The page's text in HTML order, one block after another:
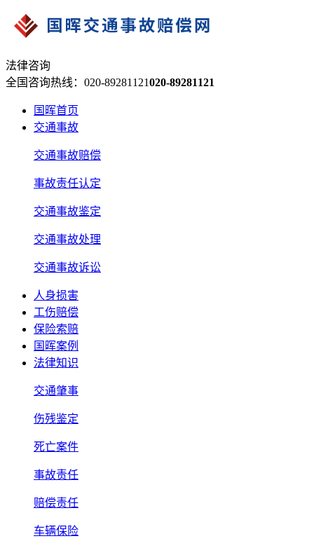
法律咨询
全国咨询热线：020-89281121020-89281121
国晖首页
交通事故
交通事故赔偿
事故责任认定
交通事故鉴定
交通事故处理
交通事故诉讼
人身损害
工伤赔偿
保险索赔
国晖案例
法律知识
交通肇事
伤残鉴定
死亡案件
事故责任
赔偿责任
车辆保险